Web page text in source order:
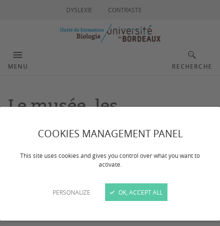
COOKIES MANAGEMENT PANEL
This site uses cookies and gives you control over what you want to
activate.
PERSONALIZE OK, ACCEPT ALL
DYSLEXIE CONTRASTE
MENU RECHERCHE
Le musée, les
collections de Biologie
Animale